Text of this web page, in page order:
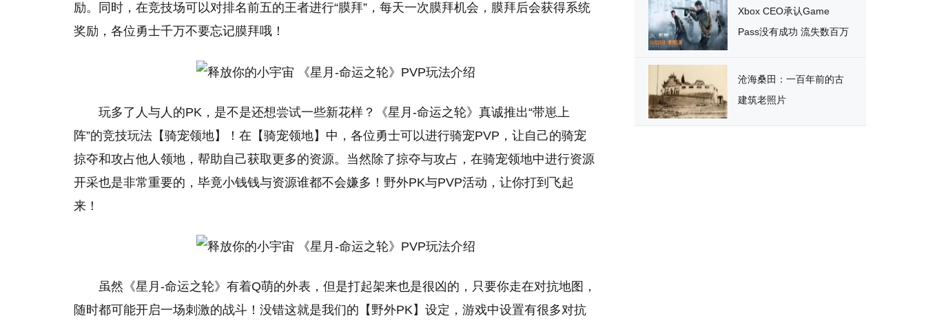
励。同时，在竞技场可以对排名前五的王者进行“膜拜”，每天一次膜拜机会，膜拜后会获得系统
奖励，各位勇士千万不要忘记膜拜哦！
玩多了人与人的PK，是不是还想尝试一些新花样？《星月-命运之轮》真诚推出“带崽上
阵”的竞技玩法【骑宠领地】！在【骑宠领地】中，各位勇士可以进行骑宠PVP，让自己的骑宠
掠夺和攻占他人领地，帮助自己获取更多的资源。当然除了掠夺与攻占，在骑宠领地中进行资源
开采也是非常重要的，毕竟小钱钱与资源谁都不会嫌多！野外PK与PVP活动，让你打到飞起
来！
虽然《星月-命运之轮》有着Q萌的外表，但是打起架来也是很凶的，只要你走在对抗地图，
随时都可能开启一场刺激的战斗！没错这就是我们的【野外PK】设定，游戏中设置有很多对抗
Xbox CEO承认Game
Pass没有成功 流失数百万
沧海桑田：一百年前的古
建筑老照片